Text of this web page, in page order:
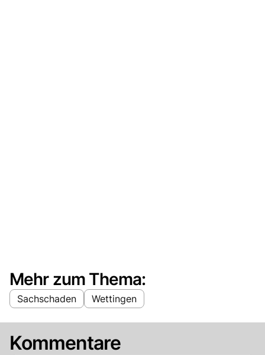
Mehr zum Thema:
Sachschaden Wettingen
Kommentare